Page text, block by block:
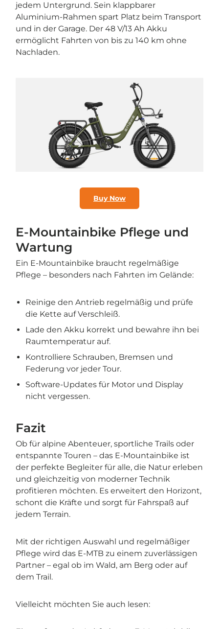
jedem Untergrund. Sein klappbarer
Aluminium-Rahmen spart Platz beim Transport
und in der Garage. Der 48 V/13 Ah Akku
ermöglicht Fahrten von bis zu 140 km ohne
Nachladen.
Buy Now
E-Mountainbike Pflege und
Wartung
Ein E-Mountainbike braucht regelmäßige
Pflege – besonders nach Fahrten im Gelände:
Reinige den Antrieb regelmäßig und prüfe
die Kette auf Verschleiß.
Lade den Akku korrekt und bewahre ihn bei
Raumtemperatur auf.
Kontrolliere Schrauben, Bremsen und
Federung vor jeder Tour.
Software-Updates für Motor und Display
nicht vergessen.
Fazit
Ob für alpine Abenteuer, sportliche Trails oder
entspannte Touren – das E-Mountainbike ist
der perfekte Begleiter für alle, die Natur erleben
und gleichzeitig von moderner Technik
profitieren möchten. Es erweitert den Horizont,
schont die Kräfte und sorgt für Fahrspaß auf
jedem Terrain.
Mit der richtigen Auswahl und regelmäßiger
Pflege wird das E-MTB zu einem zuverlässigen
Partner – egal ob im Wald, am Berg oder auf
dem Trail.
Vielleicht möchten Sie auch lesen: